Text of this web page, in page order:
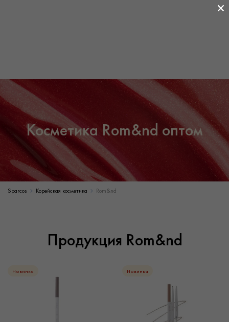
Косметика Rom&nd оптом
Sparcos Корейская косметика Rom&nd
Продукция Rom&nd
Новинка Новинка
×